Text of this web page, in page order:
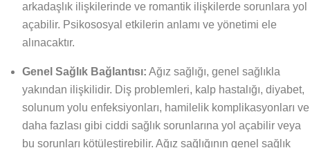
arkadaşlık ilişkilerinde ve romantik ilişkilerde sorunlara yol
açabilir. Psikososyal etkilerin anlamı ve yönetimi ele
alınacaktır.
Genel Sağlık Bağlantısı: Ağız sağlığı, genel sağlıkla
yakından ilişkilidir. Diş problemleri, kalp hastalığı, diyabet,
solunum yolu enfeksiyonları, hamilelik komplikasyonları ve
daha fazlası gibi ciddi sağlık sorunlarına yol açabilir veya
bu sorunları kötüleştirebilir. Ağız sağlığının genel sağlık